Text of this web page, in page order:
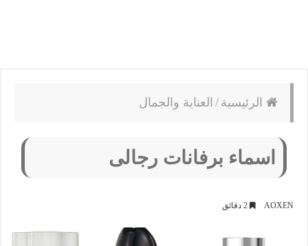
الرئيسية / العناية والجمال
اسماء برفانات رجالى
AOXEN